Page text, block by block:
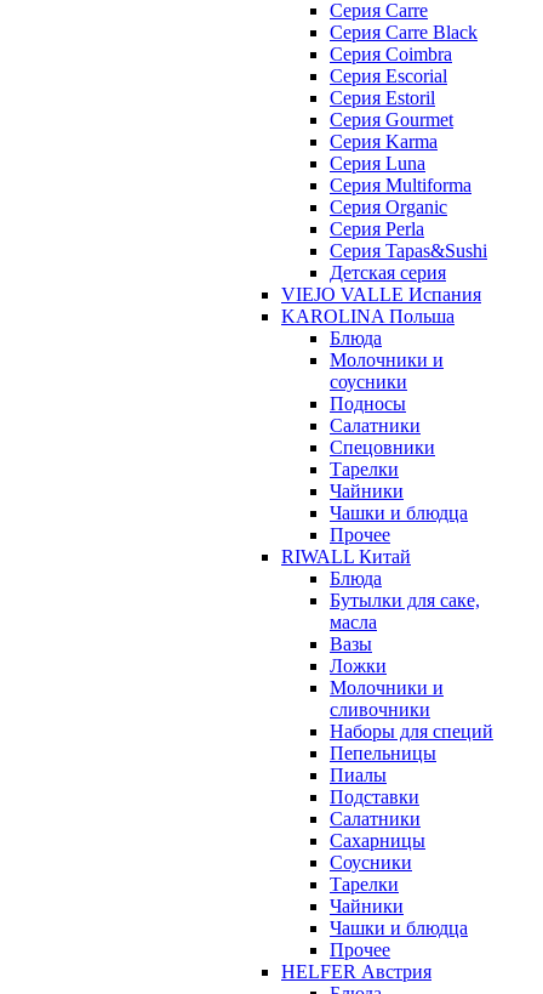
Серия Carre
Серия Carre Black
Серия Coimbra
Серия Escorial
Серия Estoril
Серия Gourmet
Серия Karma
Серия Luna
Серия Multiforma
Серия Organic
Серия Perla
Серия Tapas&Sushi
Детская серия
VIEJO VALLE Испания
KAROLINA Польша
Блюда
Молочники и
соусники
Подносы
Салатники
Спецовники
Тарелки
Чайники
Чашки и блюдца
Прочее
RIWALL Китай
Блюда
Бутылки для саке,
масла
Вазы
Ложки
Молочники и
сливочники
Наборы для специй
Пепельницы
Пиалы
Подставки
Салатники
Сахарницы
Соусники
Тарелки
Чайники
Чашки и блюдца
Прочее
HELFER Австрия